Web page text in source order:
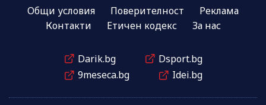
Общи условия Поверителност
Реклама
Контакти
Етичен кодекс За нас
Darik.bg
Dsport.bg
9meseca.bg
Idei.bg